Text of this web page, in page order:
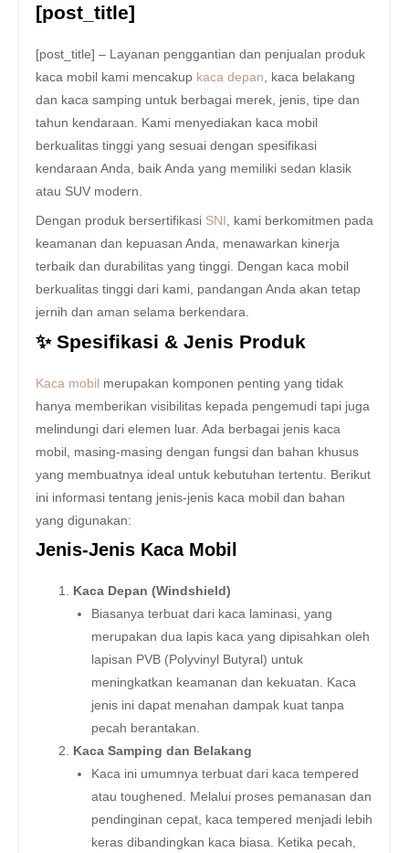
[post_title]
[post_title] – Layanan penggantian dan penjualan produk
kaca mobil kami mencakup kaca depan , kaca belakang
dan kaca samping untuk berbagai merek, jenis, tipe dan
tahun kendaraan. Kami menyediakan kaca mobil
berkualitas tinggi yang sesuai dengan spesifikasi
kendaraan Anda, baik Anda yang memiliki sedan klasik
atau SUV modern.
Dengan produk bersertifikasi SNI
, kami berkomitmen pada
keamanan dan kepuasan Anda, menawarkan kinerja
terbaik dan durabilitas yang tinggi. Dengan kaca mobil
berkualitas tinggi dari kami, pandangan Anda akan tetap
jernih dan aman selama berkendara.
✨ Spesifikasi & Jenis Produk
Kaca mobil merupakan komponen penting yang tidak
hanya memberikan visibilitas kepada pengemudi tapi juga
melindungi dari elemen luar. Ada berbagai jenis kaca
mobil, masing-masing dengan fungsi dan bahan khusus
yang membuatnya ideal untuk kebutuhan tertentu. Berikut
ini informasi tentang jenis-jenis kaca mobil dan bahan
yang digunakan:
Jenis-Jenis Kaca Mobil
Kaca Depan (Windshield)
Biasanya terbuat dari kaca laminasi, yang
merupakan dua lapis kaca yang dipisahkan oleh
lapisan PVB (Polyvinyl Butyral) untuk
meningkatkan keamanan dan kekuatan. Kaca
jenis ini dapat menahan dampak kuat tanpa
pecah berantakan.
Kaca Samping dan Belakang
Kaca ini umumnya terbuat dari kaca tempered
atau toughened. Melalui proses pemanasan dan
pendinginan cepat, kaca tempered menjadi lebih
keras dibandingkan kaca biasa. Ketika pecah,